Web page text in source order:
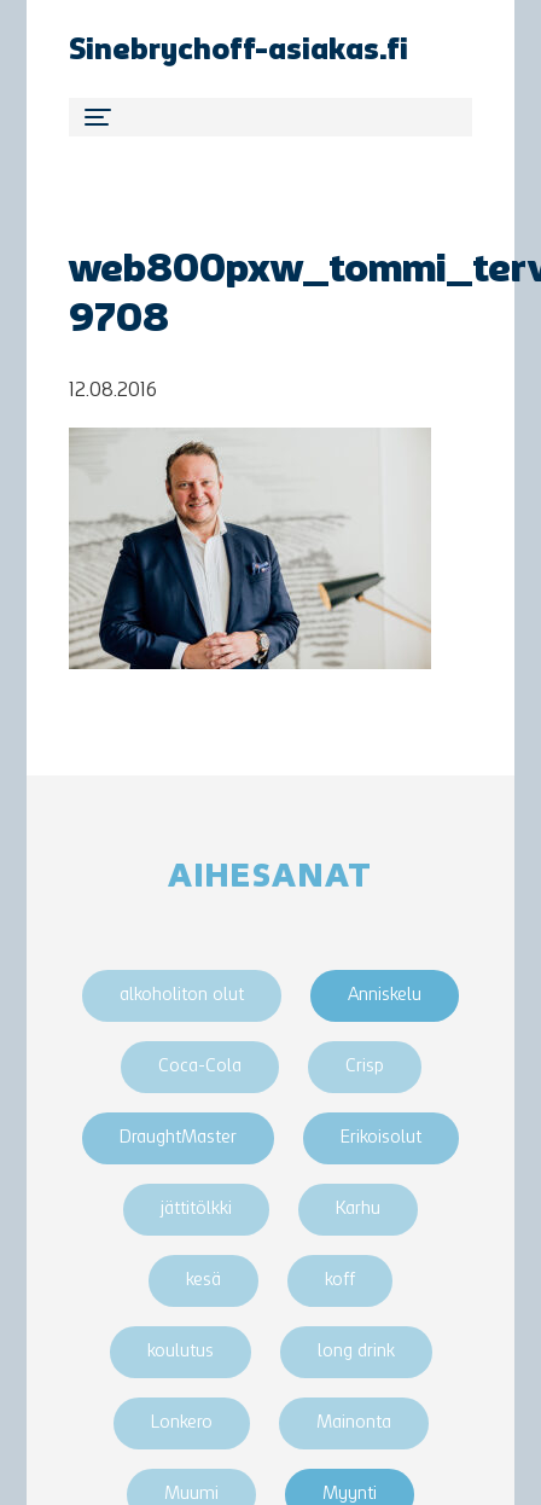
Sinebrychoff-asiakas.fi
9708
12.08.2016
AIHESANAT
alkoholiton olut Anniskelu
Coca-Cola Crisp
DraughtMaster Erikoisolut
jättitölkki Karhu
kesä koff
koulutus long drink
Lonkero Mainonta
Muumi Myynti